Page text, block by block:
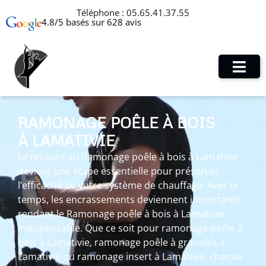
Téléphone : 05.65.41.37.55
4.8/5 basés sur 628 avis
RAMONAGE POÊLE À BOIS
À LAMATIVIE
Le recours au Ramonage poêle à bois à Lamativie
devient une étape essentielle pour préserver
l’efficacité de votre système de chauffage. Avec le
temps, les encrassements deviennent importants,
rendant le Ramonage poêle à bois à Lamativie
indispensable. Que ce soit pour ramonage poêle à
bois à Lamativie, ramonage poêle à granulés à
Lamativie ou ramonage insert à Lamativie, chaque